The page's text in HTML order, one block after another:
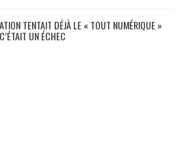
TENTAIT DÉJÀ LE « TOUT NUMÉRIQUE »
UN ÉCHEC